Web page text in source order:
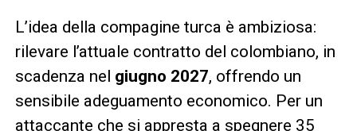
L’idea della compagine turca è ambiziosa:
rilevare l’attuale contratto del colombiano, in
scadenza nel giugno 2027, offrendo un
sensibile adeguamento economico. Per un
attaccante che si appresta a spegnere 35